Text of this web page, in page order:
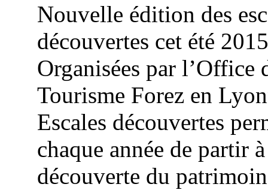
Nouvelle édition des
découvertes cet été
Organisées par l’Office
Tourisme Forez en
Escales découvertes
chaque année de partir
découverte du